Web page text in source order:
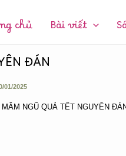
chủ Bài viết
ĐÁN
01/2025
MÂM NGŨ QUẢ TẾT NGUYÊN